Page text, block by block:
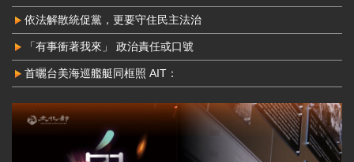
依法解散統促黨，更要守住民主法治
「有事衝著我來」 政治責任或口號
首曬台美海巡艦艇同框照 AIT：